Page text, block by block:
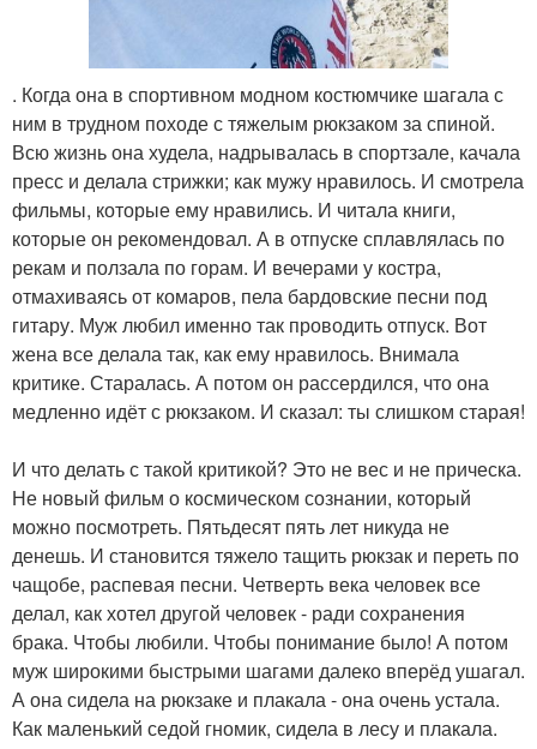
. Когда она в спортивном модном костюмчике шагала с
ним в трудном походе с тяжелым рюкзаком за спиной.
Всю жизнь она худела, надрывалась в спортзале, качала
пресс и делала стрижки; как мужу нравилось. И смотрела
фильмы, которые ему нравились. И читала книги,
которые он рекомендовал. А в отпуске сплавлялась по
рекам и ползала по горам. И вечерами у костра,
отмахиваясь от комаров, пела бардовские песни под
гитару. Муж любил именно так проводить отпуск. Вот
жена все делала так, как ему нравилось. Внимала
критике. Старалась. А потом он рассердился, что она
медленно идёт с рюкзаком. И сказал: ты слишком старая!
И что делать с такой критикой? Это не вес и не прическа.
Не новый фильм о космическом сознании, который
можно посмотреть. Пятьдесят пять лет никуда не
денешь. И становится тяжело тащить рюкзак и переть по
чащобе, распевая песни. Четверть века человек все
делал, как хотел другой человек - ради сохранения
брака. Чтобы любили. Чтобы понимание было! А потом
муж широкими быстрыми шагами далеко вперёд ушагал.
А она сидела на рюкзаке и плакала - она очень устала.
Как маленький седой гномик, сидела в лесу и плакала.